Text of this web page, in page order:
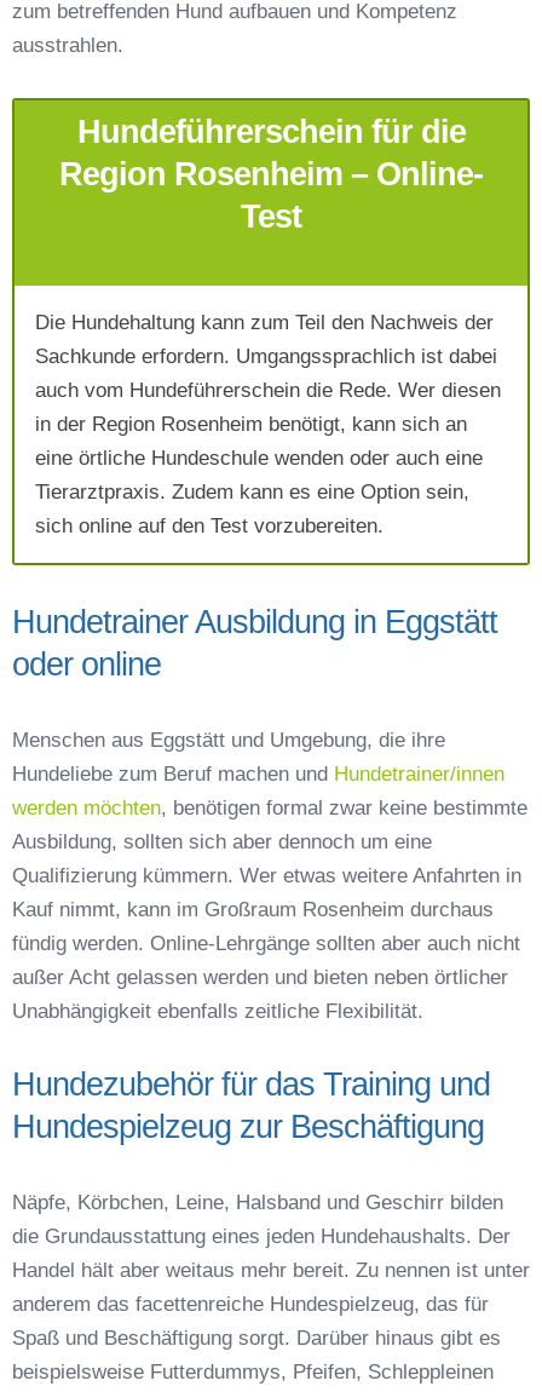
Telefonnummer*
Mit Absenden der Daten akzeptiere ich die
AGB`s.
Absenden
zum betreffenden Hund aufbauen und Kompetenz
ausstrahlen.
Hundeführerschein für die
Region Rosenheim – Online-
Test
Die Hundehaltung kann zum Teil den Nachweis der
Sachkunde erfordern. Umgangssprachlich ist dabei
auch vom Hundeführerschein die Rede. Wer diesen
in der Region Rosenheim benötigt, kann sich an
eine örtliche Hundeschule wenden oder auch eine
Tierarztpraxis. Zudem kann es eine Option sein,
sich online auf den Test vorzubereiten.
Hundetrainer Ausbildung in Eggstätt
oder online
Menschen aus Eggstätt und Umgebung, die ihre
Hundeliebe zum Beruf machen und Hundetrainer/innen
werden möchten, benötigen formal zwar keine bestimmte
Ausbildung, sollten sich aber dennoch um eine
Qualifizierung kümmern. Wer etwas weitere Anfahrten in
Kauf nimmt, kann im Großraum Rosenheim durchaus
fündig werden. Online-Lehrgänge sollten aber auch nicht
außer Acht gelassen werden und bieten neben örtlicher
Unabhängigkeit ebenfalls zeitliche Flexibilität.
Hundezubehör für das Training und
Hundespielzeug zur Beschäftigung
Näpfe, Körbchen, Leine, Halsband und Geschirr bilden
die Grundausstattung eines jeden Hundehaushalts. Der
Handel hält aber weitaus mehr bereit. Zu nennen ist unter
anderem das facettenreiche Hundespielzeug, das für
Spaß und Beschäftigung sorgt. Darüber hinaus gibt es
beispielsweise Futterdummys, Pfeifen, Schleppleinen